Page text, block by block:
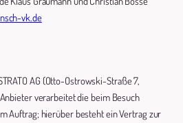
vk.de
AG (Otto-Ostrowski-Straße 7,
verarbeitet die beim Besuch
Auftrag; hierüber besteht ein Vertrag zur